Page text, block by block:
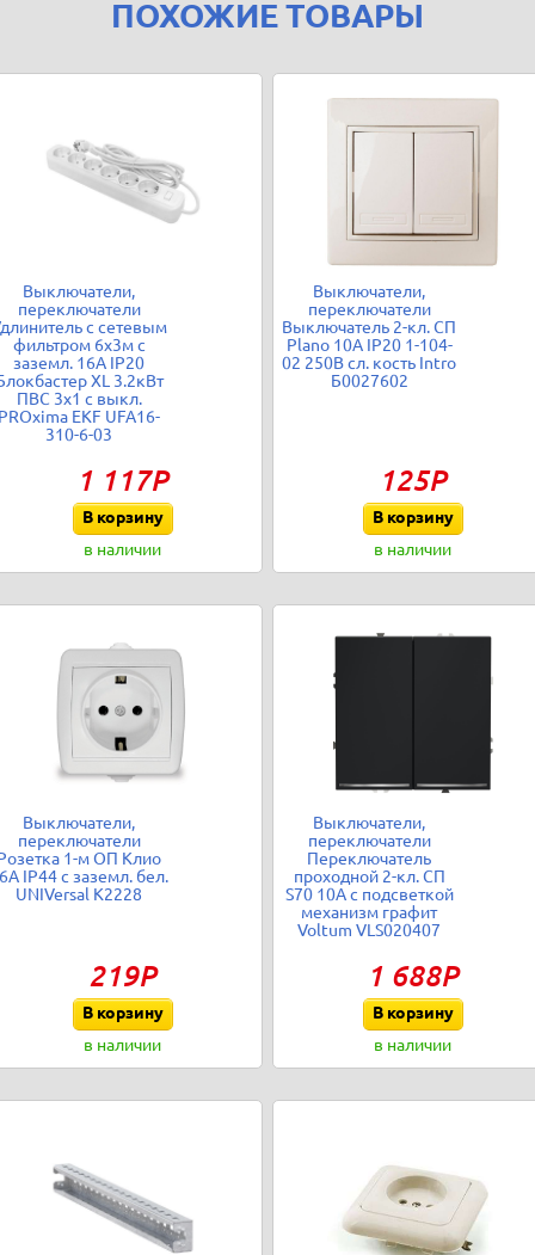
ПОХОЖИЕ ТОВАРЫ
Выключатели,
переключатели
с сетевым
фильтром 6х3м с
заземл. 16А IP20
XL 3.2кВт
ПВС 3х1 с выкл.
EKF UFA16-
310-6-03
1 117Р
В корзину
в наличии
Выключатели,
переключатели
Выключатель 2-кл. СП
Plano 10А IP20 1-104-
02 250В сл. кость Intro
Б0027602
125Р
В корзину
в наличии
Выключатели,
переключатели
1-м ОП Клио
IP44 с заземл. бел.
UNIVersal К2228
219Р
В корзину
в наличии
Выключатели,
переключатели
Переключатель
проходной 2-кл. СП
S70 10А с подсветкой
механизм графит
Voltum VLS020407
1 688Р
В корзину
в наличии